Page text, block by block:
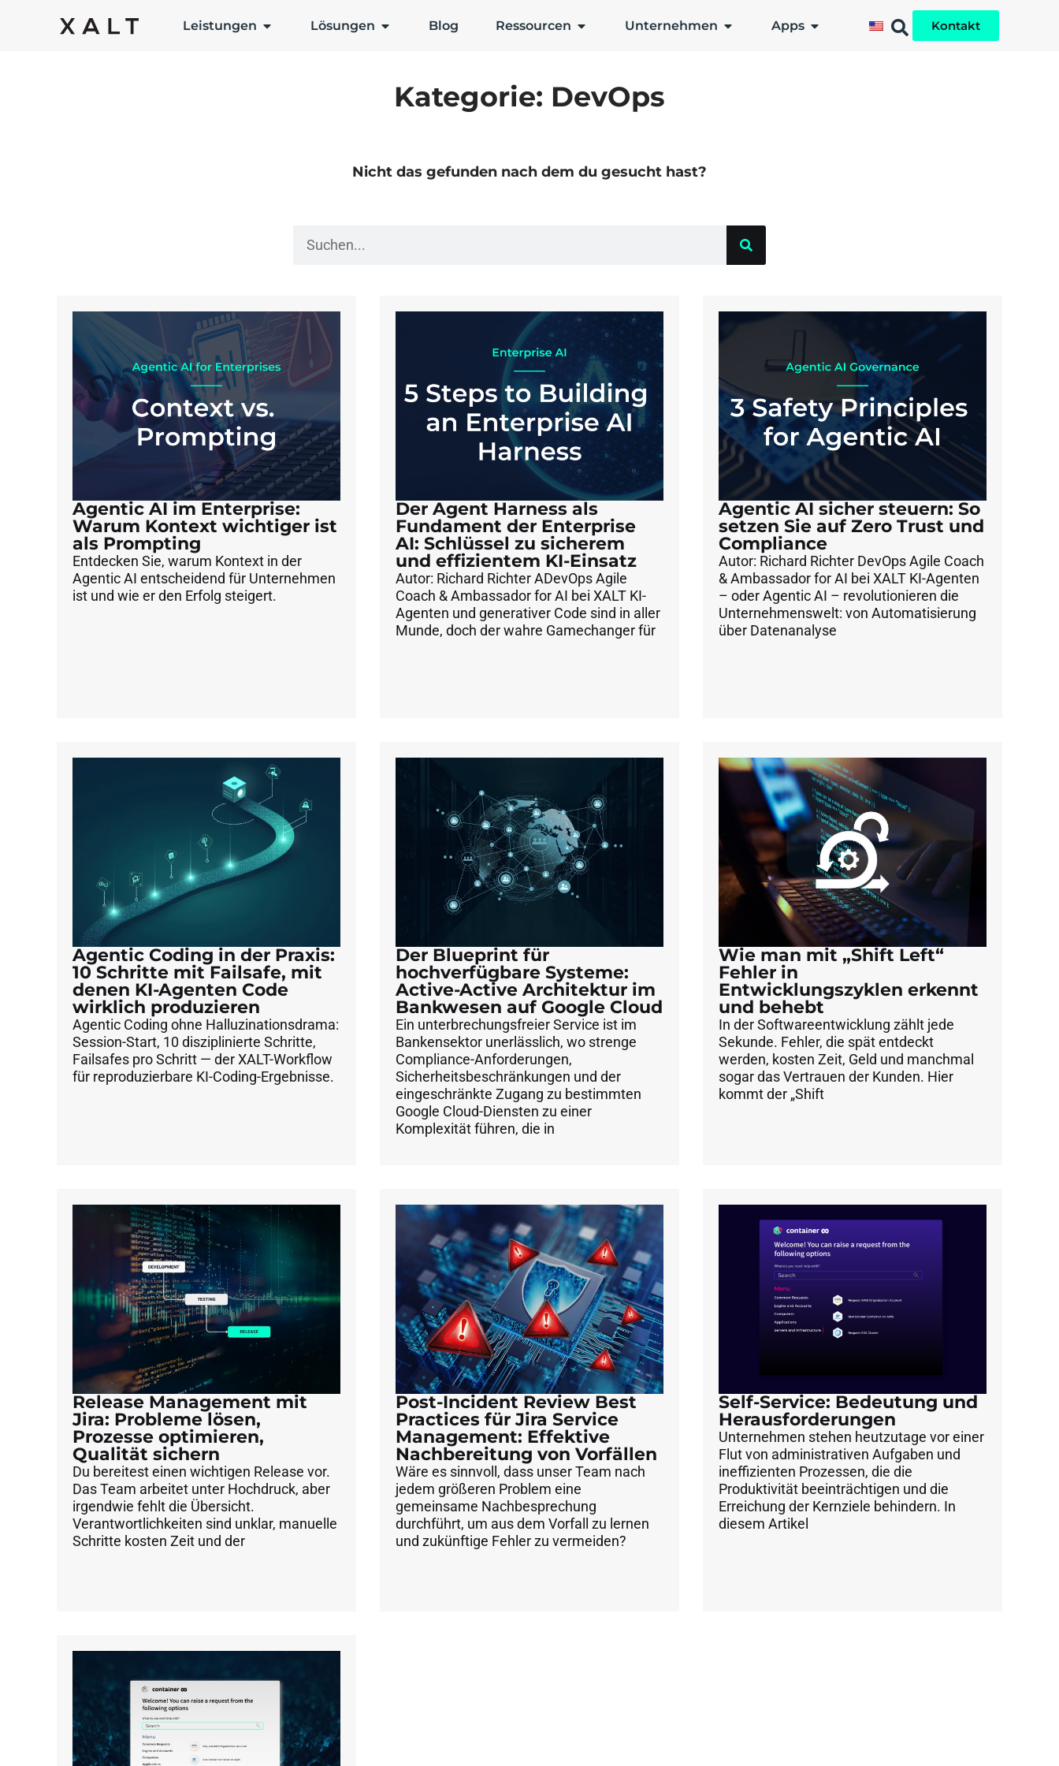
Leistungen Lösungen Blog Ressourcen Unternehmen Apps Kontakt
Kategorie: DevOps
Nicht das gefunden nach dem du gesucht hast?
Agentic AI im Enterprise:
Warum Kontext wichtiger ist
als Prompting
Entdecken Sie, warum Kontext in der
Agentic AI entscheidend für Unternehmen
ist und wie er den Erfolg steigert.
Der Agent Harness als
Fundament der Enterprise
AI: Schlüssel zu sicherem
und effizientem KI-Einsatz
Autor: Richard Richter ADevOps Agile
Coach & Ambassador for AI bei XALT KI-
Agenten und generativer Code sind in aller
Munde, doch der wahre Gamechanger für
Agentic AI sicher steuern: So
setzen Sie auf Zero Trust und
Compliance
Autor: Richard Richter DevOps Agile Coach
& Ambassador for AI bei XALT KI-Agenten
– oder Agentic AI – revolutionieren die
Unternehmenswelt: von Automatisierung
über Datenanalyse
Agentic Coding in der Praxis:
10 Schritte mit Failsafe, mit
denen KI-Agenten Code
wirklich produzieren
Agentic Coding ohne Halluzinationsdrama:
Session-Start, 10 disziplinierte Schritte,
Failsafes pro Schritt — der XALT-Workflow
für reproduzierbare KI-Coding-Ergebnisse.
Der Blueprint für
hochverfügbare Systeme:
Active-Active Architektur im
Bankwesen auf Google Cloud
Ein unterbrechungsfreier Service ist im
Bankensektor unerlässlich, wo strenge
Compliance-Anforderungen,
Sicherheitsbeschränkungen und der
eingeschränkte Zugang zu bestimmten
Google Cloud-Diensten zu einer
Komplexität führen, die in
Wie man mit „Shift Left“
Fehler in
Entwicklungszyklen erkennt
und behebt
In der Softwareentwicklung zählt jede
Sekunde. Fehler, die spät entdeckt
werden, kosten Zeit, Geld und manchmal
sogar das Vertrauen der Kunden. Hier
kommt der „Shift
Release Management mit
Jira: Probleme lösen,
Prozesse optimieren,
Qualität sichern
Du bereitest einen wichtigen Release vor.
Das Team arbeitet unter Hochdruck, aber
irgendwie fehlt die Übersicht.
Verantwortlichkeiten sind unklar, manuelle
Schritte kosten Zeit und der
Post-Incident Review Best
Practices für Jira Service
Management: Effektive
Nachbereitung von Vorfällen
Wäre es sinnvoll, dass unser Team nach
jedem größeren Problem eine
gemeinsame Nachbesprechung
durchführt, um aus dem Vorfall zu lernen
und zukünftige Fehler zu vermeiden?
Self-Service: Bedeutung und
Herausforderungen
Unternehmen stehen heutzutage vor einer
Flut von administrativen Aufgaben und
ineffizienten Prozessen, die die
Produktivität beeinträchtigen und die
Erreichung der Kernziele behindern. In
diesem Artikel